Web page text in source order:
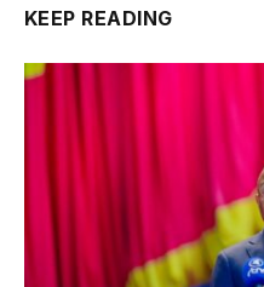
KEEP READING